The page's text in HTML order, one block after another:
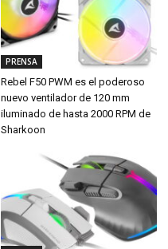
PRENSA
Rebel F50 PWM es el poderoso
nuevo ventilador de 120 mm
iluminado de hasta 2000 RPM de
Sharkoon